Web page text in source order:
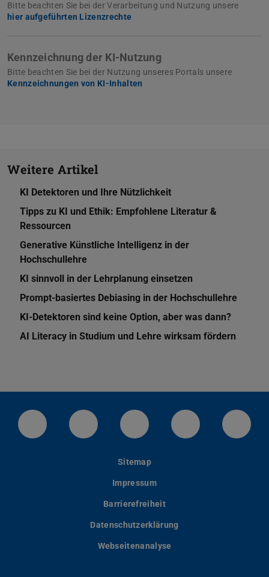
Bitte beachten Sie bei der Verarbeitung und Nutzung unsere
hier aufgeführten Lizenzrechte
Kennzeichnung der KI-Nutzung
Bitte beachten Sie bei der Nutzung unseres Portals unsere
Kennzeichnungen von KI-Inhalten
Weitere Artikel
KI Detektoren und Ihre Nützlichkeit
Tipps zu KI und Ethik: Empfohlene Literatur &
Ressourcen
Generative Künstliche Intelligenz in der
Hochschullehre
KI sinnvoll in der Lehrplanung einsetzen
Prompt-basiertes Debiasing in der Hochschullehre
KI-Detektoren sind keine Option, aber was dann?
AI Literacy in Studium und Lehre wirksam fördern
LinkedIn-Seite der TU Darmstadt
Instagram-Kanal der TU
Bluesky-Kanal der TU
Facebook-
Sitemap
Impressum
Barrierefreiheit
Datenschutzerklärung
Webseitenanalyse